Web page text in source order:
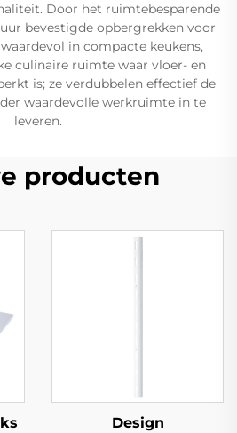
Door het ruimtebesparende
bevestigde opbergrekken voor
in compacte keukens,
culinaire ruimte waar vloer- en
is; ze verdubbelen effectief de
waardevolle werkruimte in te
leveren.
producten
Design